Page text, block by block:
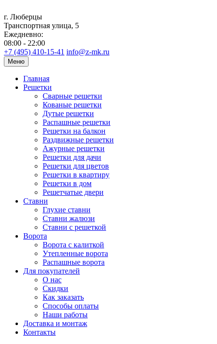
г. Люберцы
Транспортная улица, 5
Ежедневно:
08:00 - 22:00
+7 (495) 410-15-41 info@z-mk.ru
Меню
Главная
Решетки
Сварные решетки
Кованые решетки
Дутые решетки
Распашные решетки
Решетки на балкон
Раздвижные решетки
Ажурные решетки
Решетки для дачи
Решетки для цветов
Решетки в квартиру
Решетки в дом
Решетчатые двери
Ставни
Глухие ставни
Ставни жалюзи
Ставни с решеткой
Ворота
Ворота с калиткой
Утепленные ворота
Распашные ворота
Для покупателей
О нас
Скидки
Как заказать
Способы оплаты
Наши работы
Доставка и монтаж
Контакты